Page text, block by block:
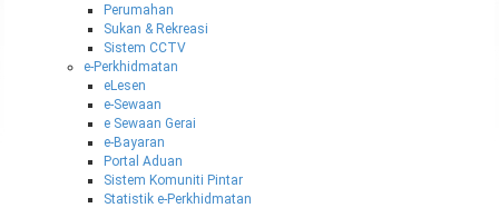
Perumahan
Sukan & Rekreasi
Sistem CCTV
e-Perkhidmatan
eLesen
e-Sewaan
e Sewaan Gerai
e-Bayaran
Portal Aduan
Sistem Komuniti Pintar
Statistik e-Perkhidmatan